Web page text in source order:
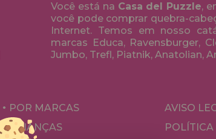
Você está na Casa del Puzzle,
você pode comprar quebra-
Internet. Temos em nosso
marcas Educa, Ravensburger,
Jumbo, Trefl, Piatnik, Anatolian,
POR MARCAS
CRIANÇAS
AVISO
POLÍTICA